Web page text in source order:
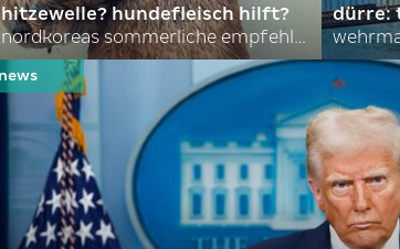
hitzewelle? hundefleisch hilft?
nordkoreas sommerliche empfehlungen
dürre: